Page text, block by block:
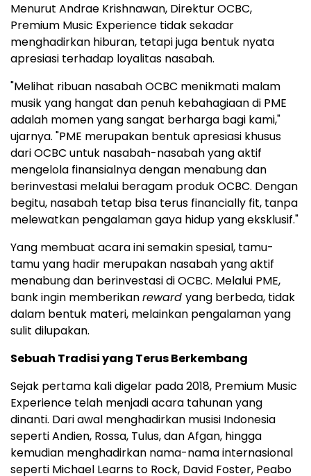
Menurut Andrae Krishnawan, Direktur OCBC,
Premium Music Experience tidak sekadar
menghadirkan hiburan, tetapi juga bentuk nyata
apresiasi terhadap loyalitas nasabah.
"Melihat ribuan nasabah OCBC menikmati malam
musik yang hangat dan penuh kebahagiaan di PME
adalah momen yang sangat berharga bagi kami,"
ujarnya. "PME merupakan bentuk apresiasi khusus
dari OCBC untuk nasabah-nasabah yang aktif
mengelola finansialnya dengan menabung dan
berinvestasi melalui beragam produk OCBC. Dengan
begitu, nasabah tetap bisa terus financially fit, tanpa
melewatkan pengalaman gaya hidup yang eksklusif."
Yang membuat acara ini semakin spesial, tamu-
tamu yang hadir merupakan nasabah yang aktif
menabung dan berinvestasi di OCBC. Melalui PME,
bank ingin memberikanreward yang berbeda, tidak
dalam bentuk materi, melainkan pengalaman yang
sulit dilupakan.
Sebuah Tradisi yang Terus Berkembang
Sejak pertama kali digelar pada 2018, Premium Music
Experience telah menjadi acara tahunan yang
dinanti. Dari awal menghadirkan musisi Indonesia
seperti Andien, Rossa, Tulus, dan Afgan, hingga
kemudian menghadirkan nama-nama internasional
seperti Michael Learns to Rock, David Foster, Peabo